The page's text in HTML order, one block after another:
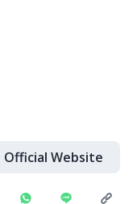
Official Website